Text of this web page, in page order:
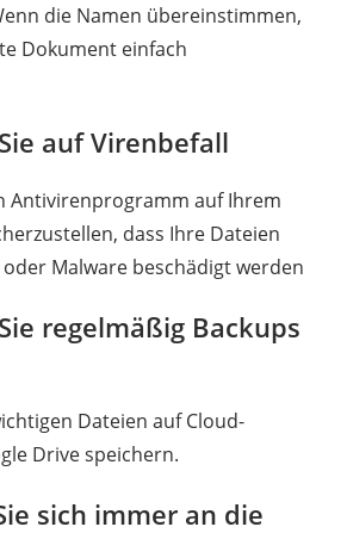
die Namen übereinstimmen,
Dokument einfach
auf Virenbefall
Antivirenprogramm auf Ihrem
dass Ihre Dateien
Malware beschädigt werden
regelmäßig Backups
Dateien auf Cloud-
Drive speichern.
sich immer an die